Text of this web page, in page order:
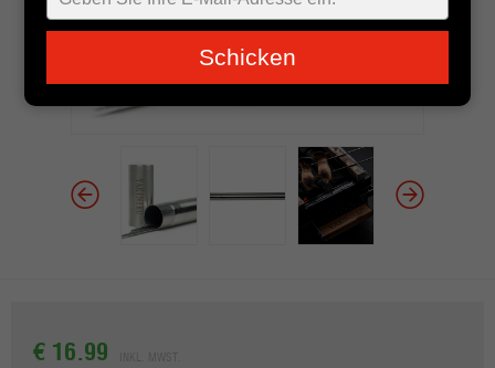
€ 16.99
je
in
Schicken